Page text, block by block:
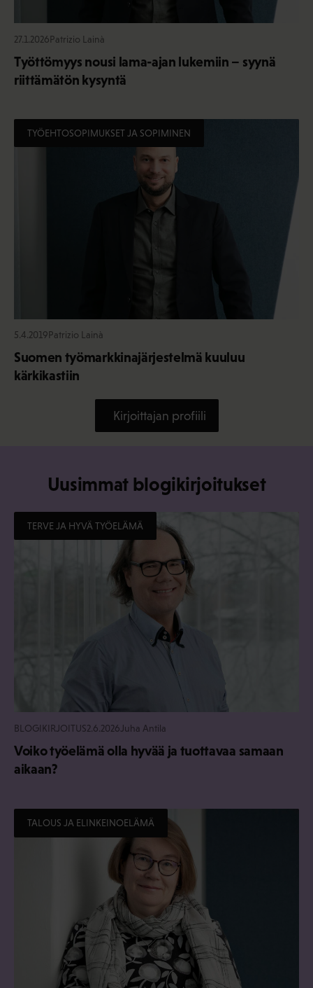
27.1.2026Patrizio Lainà
Työttömyys nousi lama-ajan lukemiin – syynä
riittämätön kysyntä
TYÖEHTOSOPIMUKSET JA SOPIMINEN
5.4.2019Patrizio Lainà
Suomen työmarkkinajärjestelmä kuuluu
kärkikastiin
Kirjoittajan profiili
Uusimmat blogikirjoitukset
TERVE JA HYVÄ TYÖELÄMÄ
BLOGIKIRJOITUS2.6.2026 Juha Antila
Voiko työelämä olla hyvää ja tuottavaa samaan
aikaan?
TALOUS JA ELINKEINOELÄMÄ